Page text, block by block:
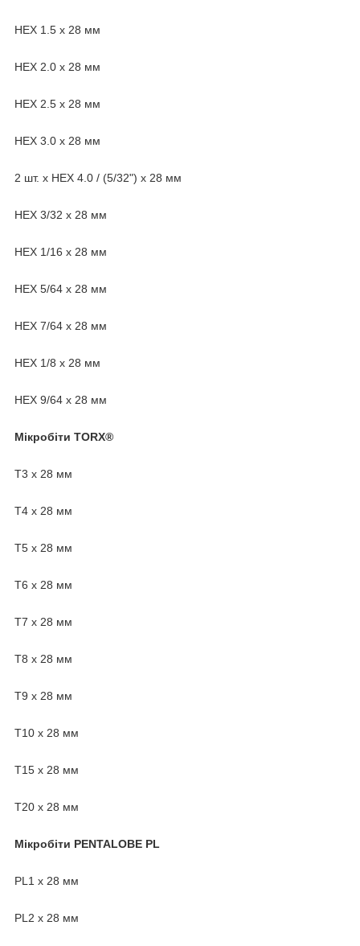
HEX 1.5 х 28 мм
HEX 2.0 х 28 мм
HEX 2.5 х 28 мм
HEX 3.0 х 28 мм
2 шт. x HEX 4.0 / (5/32") х 28 мм
HEX 3/32 х 28 мм
HEX 1/16 х 28 мм
HEX 5/64 х 28 мм
HEX 7/64 х 28 мм
HEX 1/8 х 28 мм
HEX 9/64 х 28 мм
Мікробіти TORX®
T3 х 28 мм
T4 х 28 мм
T5 х 28 мм
T6 х 28 мм
T7 х 28 мм
T8 х 28 мм
T9 х 28 мм
T10 х 28 мм
T15 х 28 мм
T20 х 28 мм
Мікробіти PENTALOBE PL
PL1 х 28 мм
PL2 х 28 мм